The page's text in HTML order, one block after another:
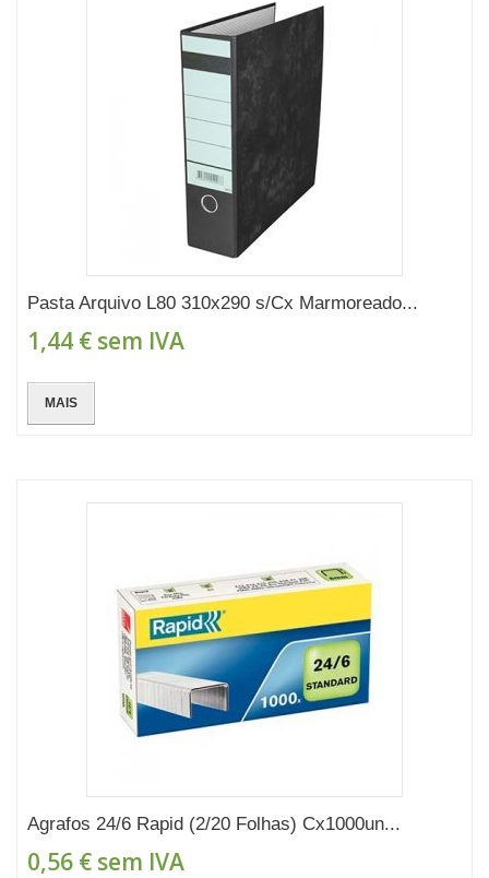
Pasta Arquivo L80 310x290 s/Cx Marmoreado...
1,44 € sem IVA
MAIS
Agrafos 24/6 Rapid (2/20 Folhas) Cx1000un...
0,56 € sem IVA